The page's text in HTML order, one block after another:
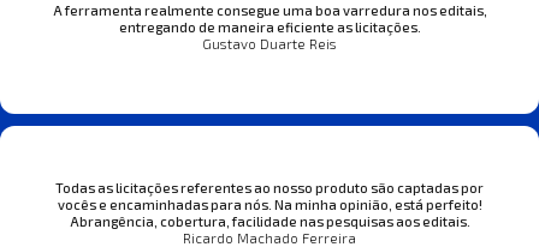
A ferramenta realmente consegue uma boa varredura nos editais,
entregando de maneira eficiente as licitações.
Gustavo Duarte Reis
Todas as licitações referentes ao nosso produto são captadas por
vocês e encaminhadas para nós. Na minha opinião, está perfeito!
Abrangência, cobertura, facilidade nas pesquisas aos editais.
Ricardo Machado Ferreira